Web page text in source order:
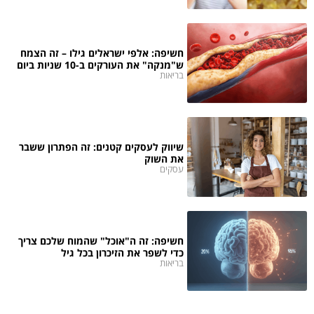
חשיפה: אלפי ישראלים גילו – זה הצמח
ש"מנקה" את העורקים ב-10 שניות ביום
בריאות
שיווק לעסקים קטנים: זה הפתרון ששבר
את השוק
עסקים
חשיפה: זה ה"אוכל" שהמוח שלכם צריך
כדי לשפר את הזיכרון בכל גיל
בריאות